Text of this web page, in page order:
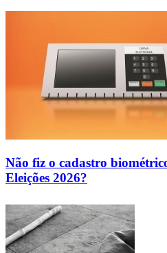
Não fiz o cadastro
Eleições 2026?